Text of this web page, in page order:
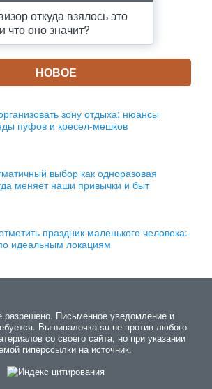
откуда взялось это
что оно значит?
НОВОЕ
зону отдыха: нюансы
пуфов и кресел-мешков
выбор как одноразовая
меняет наши привычки и быт
праздник маленького человека:
идеальным локациям
разрешено. Письменное уведомление и
Вышивалочка.su не против любого
со своего сайта, но при указании
гиперссылки на источник.